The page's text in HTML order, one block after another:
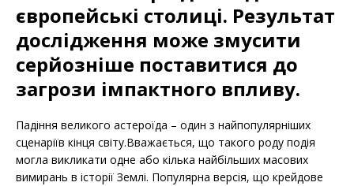
європейські столиці. Результат
дослідження може змусити
серйозніше поставитися до
загрози імпактного впливу.
Падіння великого астероїда – один з найпопулярніших
сценаріїв кінця світу.Вважається, що такого роду подія
могла викликати одне або кілька найбільших масових
вимирань в історії Землі. Популярна версія, що крейдове